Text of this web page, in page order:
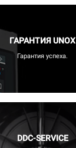
ГАРАНТИЯ UNOX
Гарантия успеха.
DDC-SERVICE